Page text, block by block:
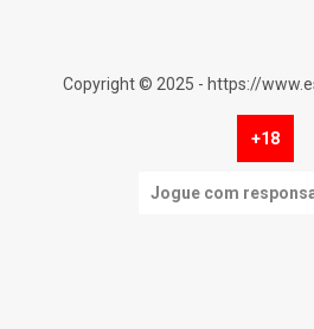
Copyright © 2025 - https://
+18
Jogue com